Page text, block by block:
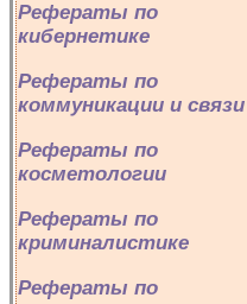
Рефераты по
кибернетике
Рефераты по
коммуникации и связи
Рефераты по
косметологии
Рефераты по
криминалистике
Рефераты по